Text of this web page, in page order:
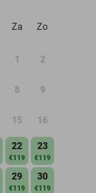
Za Zo
1 2
8 9
15 16
22
€119
23
€119
29
€119
30
€119